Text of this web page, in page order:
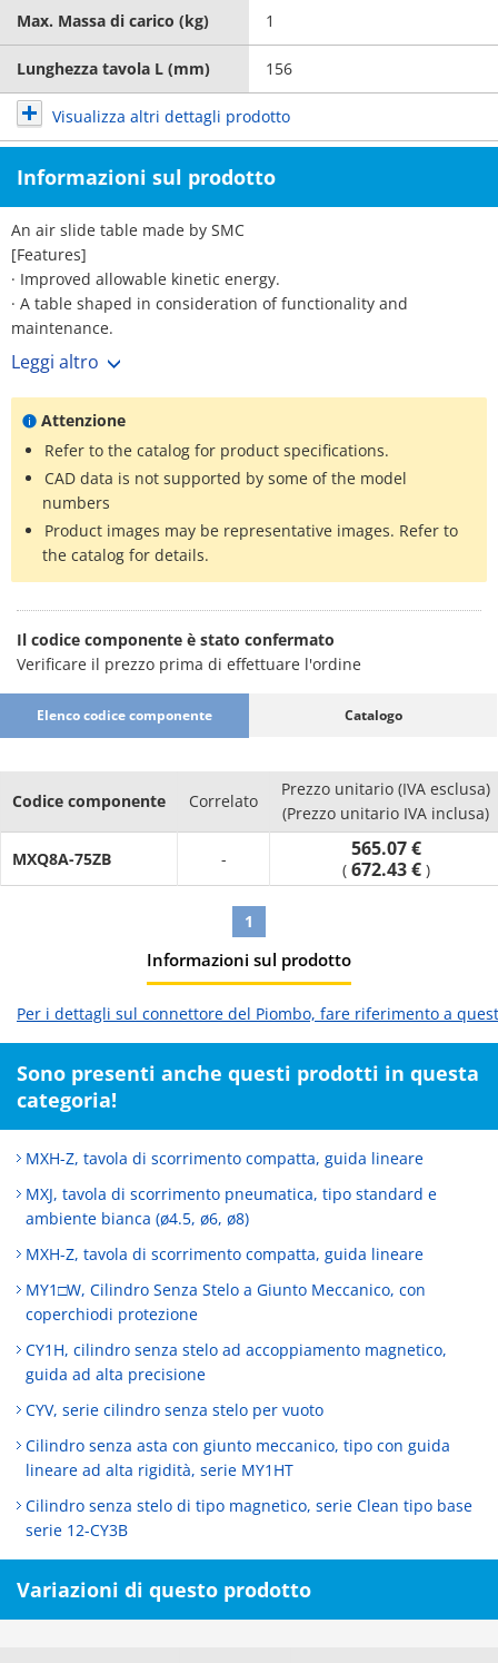
Max. Massa di carico (kg) 1
Lunghezza tavola L (mm) 156
Visualizza altri dettagli prodotto
Informazioni sul prodotto
An air slide table made by SMC
[Features]
· Improved allowable kinetic energy.
· A table shaped in consideration of functionality and
maintenance.
· Mounting is the same as the conventional product, the MXQ
series.
· A wide range of stroke adjusters (option).
· "Overall length shortened type" table available.
· Overall height is reduced by 10% compared to the
conventional product.
· 22% weight reduction.
· Piping / auto switch mounting grooves provided on both sides.
Leggi altro
Attenzione
Refer to the catalog for product specifications.
CAD data is not supported by some of the model
numbers
Product images may be representative images. Refer to
the catalog for details.
Il codice componente è stato confermato
Verificare il prezzo prima di effettuare l'ordine
Elenco codice componente Catalogo
Codice componente Correlato
Prezzo unitario (IVA esclusa)
(Prezzo unitario IVA inclusa)
MXQ8A-75ZB - 565.07 €
( 672.43 € )
1
Informazioni sul prodotto
Per i dettagli sul connettore del Piombo, fare riferimento a
Sono presenti anche questi prodotti in questa
categoria!
MXH-Z, tavola di scorrimento compatta, guida lineare
MXJ, tavola di scorrimento pneumatica, tipo standard e
ambiente bianca (ø4.5, ø6, ø8)
MXH-Z, tavola di scorrimento compatta, guida lineare
MY1□W, Cilindro Senza Stelo a Giunto Meccanico, con
coperchiodi protezione
CY1H, cilindro senza stelo ad accoppiamento magnetico,
guida ad alta precisione
CYV, serie cilindro senza stelo per vuoto
Cilindro senza asta con giunto meccanico, tipo con guida
lineare ad alta rigidità, serie MY1HT
Cilindro senza stelo di tipo magnetico, serie Clean tipo base
serie 12-CY3B
Variazioni di questo prodotto